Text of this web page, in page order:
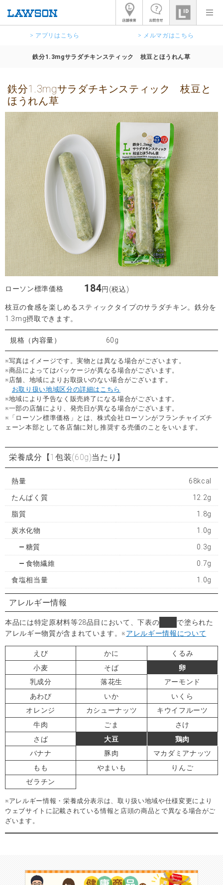
> アプリはこちら > メルマガはこちら
鉄分1.3mgサラダチキンスティック 枝豆とほうれん草
鉄分1.3mgサラダチキンスティック 枝豆と
ほうれん草
ローソン標準価格 184円(税込)
枝豆の食感を楽しめるスティックタイプのサラダチキン。鉄分を
1.3mg摂取できます。
規格（内容量） 60g
※写真はイメージです。実物とは異なる場合がございます。
※商品によってはパッケージが異なる場合がございます。
※店舗、地域によりお取扱いのない場合がございます。
お取り扱い地域区分の詳細はこちら
※地域により予告なく販売終了になる場合がございます。
※一部の店舗により、発売日が異なる場合がございます。
※「ローソン標準価格」とは、株式会社ローソンがフランチャイズチ
ェーン本部として各店舗に対し推奨する売価のことをいいます。
栄養成分 【1包装(60g)当たり】
熱量 68kcal
たんぱく質 12.2g
脂質 1.8g
炭水化物 1.0g
糖質 0.3g
食物繊維 0.7g
食塩相当量 1.0g
アレルギー情報
本品には特定原材料等28品目において、下表の
で塗られた
アレルギー物質が含まれています。※アレルギー情報について
えび かに
くるみ
小麦
そば
卵
乳成分
落花生
アーモンド
あわび
いか
いくら
オレンジ
カシューナッツ
キウイフルーツ
牛肉
ごま
さけ
さば
大豆
鶏肉
バナナ
豚肉
マカダミアナッツ
もも
やまいも
りんご
ゼラチン
※アレルギー情報・栄養成分表示は、取り扱い地域や仕様変更により
ウェブサイトに記載されている情報と店頭の商品とで異なる場合がご
ざいます。